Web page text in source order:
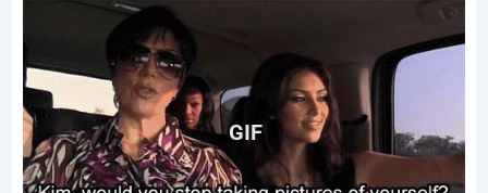
GIF